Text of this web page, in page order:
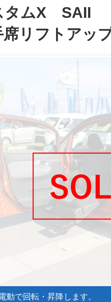
タムX SAII
席リフトアッ
動で回転・昇降します。